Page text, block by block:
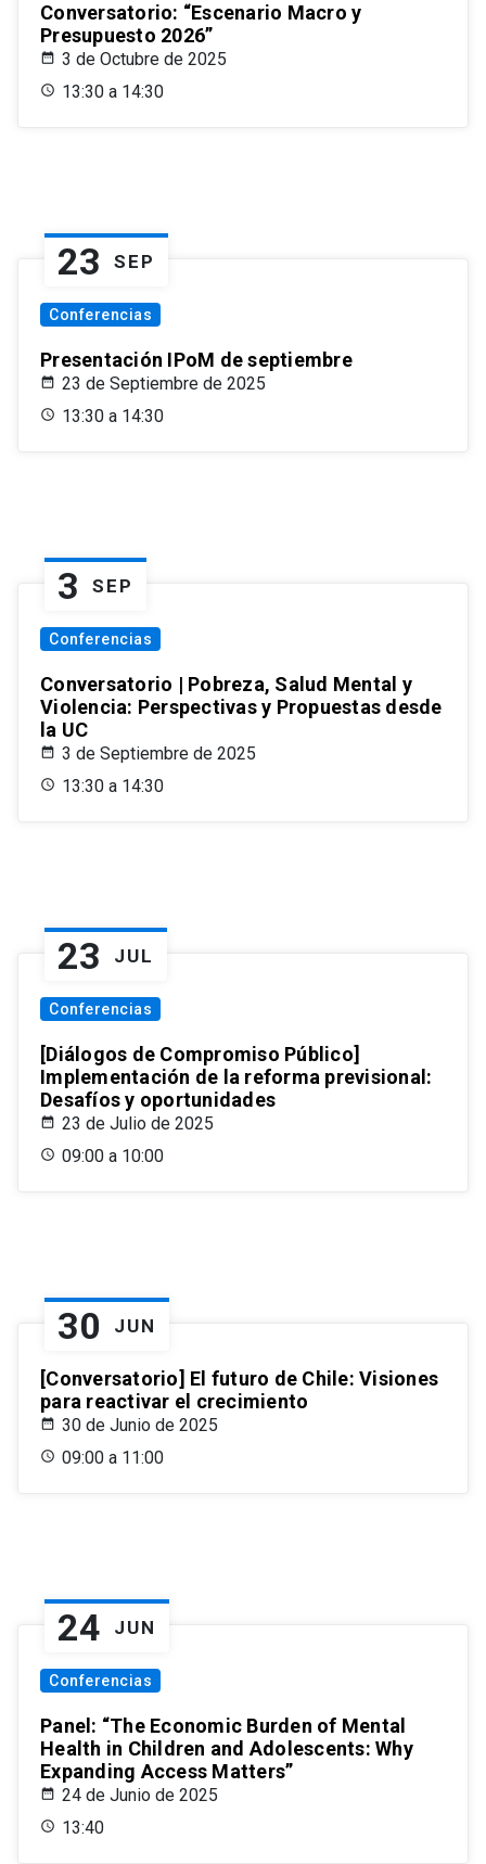
Conversatorio: “Escenario Macro y
Presupuesto 2026”
3 de Octubre de 2025
13:30 a 14:30
23 SEP
Conferencias
Presentación IPoM de septiembre
23 de Septiembre de 2025
13:30 a 14:30
3 SEP
Conferencias
Conversatorio | Pobreza, Salud Mental y
Violencia: Perspectivas y Propuestas desde
la UC
3 de Septiembre de 2025
13:30 a 14:30
23 JUL
Conferencias
[Diálogos de Compromiso Público]
Implementación de la reforma previsional:
Desafíos y oportunidades
23 de Julio de 2025
09:00 a 10:00
30 JUN
[Conversatorio] El futuro de Chile: Visiones
para reactivar el crecimiento
30 de Junio de 2025
09:00 a 11:00
24 JUN
Conferencias
Panel: “The Economic Burden of Mental
Health in Children and Adolescents: Why
Expanding Access Matters”
24 de Junio de 2025
13:40